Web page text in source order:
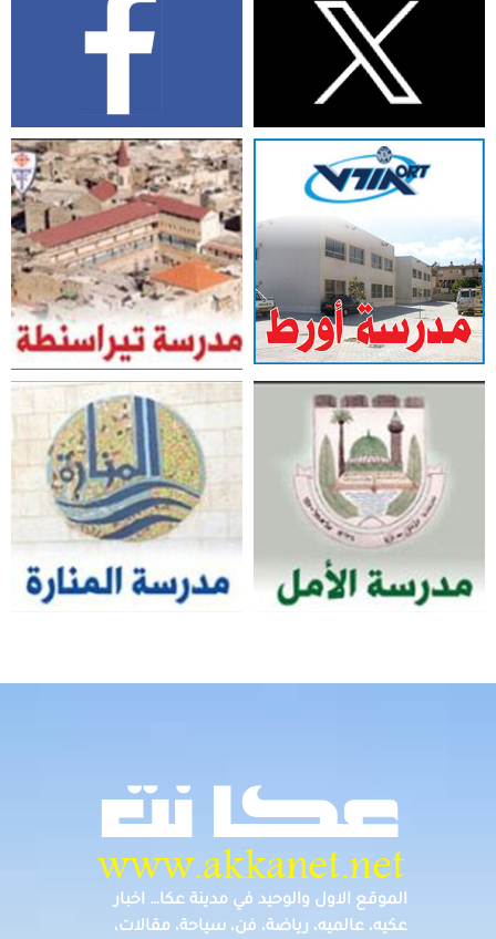
الموقع الاول والوحيد في مدينة عكا… اخبار
عكيه، عالميه، رياضة، فن، سياحة، مقالات،